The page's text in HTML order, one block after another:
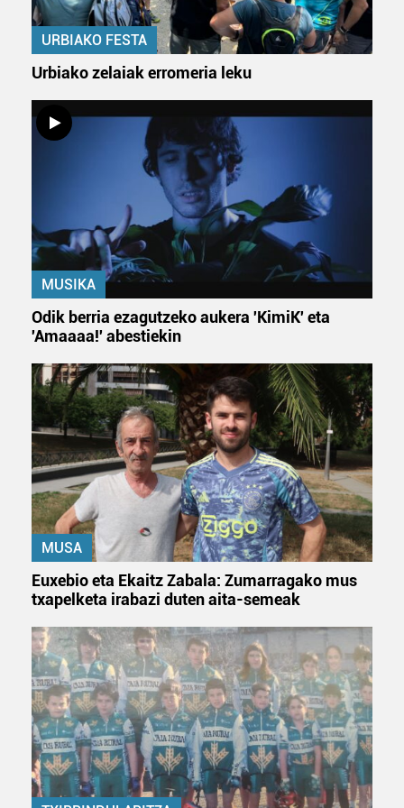
dezakezun ikusteko.
buruzko informazio gehiago eta ezarri zure lehentasunak
datuen atalean. Edozein unetan alda edo ken dezakezu
zure baimena Cookieen adierazpenean.
Webgune honek cookie propioak eta hirugarrenen cookie-
fitxategiak erabiltzen ditu. Zure esperientzia eta
zerbitzuak hobetzeko asmoz, cookie teknologiaz
baliatzen gara. Ohar hau onartuz gero, teknologia hori
erabiltzeko baimen esplizitua ematen diguzu.Gehiago
irakurri
URBIAKO FESTA
Urbiako zelaiak erromeria leku
MUSIKA
Odik berria ezagutzeko aukera 'KimiK' eta
'Amaaaa!' abestiekin
MUSA
Euxebio eta Ekaitz Zabala: Zumarragako mus
txapelketa irabazi duten aita-semeak